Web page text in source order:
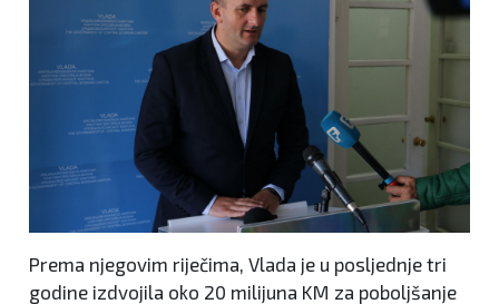
Prema njegovim riječima, Vlada je u posljednje tri
godine izdvojila oko 20 milijuna KM za poboljšanje